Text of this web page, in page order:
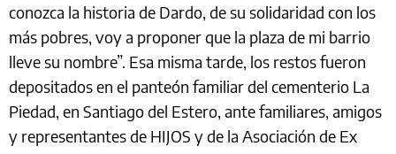
conozca la historia de Dardo, de su solidaridad con los
más pobres, voy a proponer que la plaza de mi barrio
lleve su nombre”. Esa misma tarde, los restos fueron
depositados en el panteón familiar del cementerio La
Piedad, en Santiago del Estero, ante familiares, amigos
y representantes de HIJOS y de la Asociación de Ex